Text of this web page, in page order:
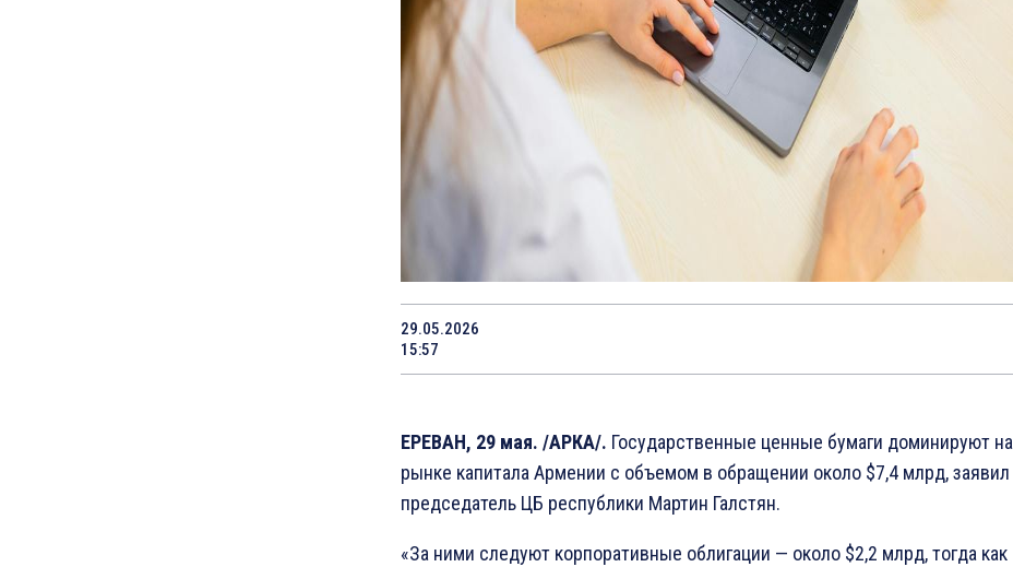
29.05.2026
15:57
ЕРЕВАН, 29 мая. /АРКА/. Государственные ценные бумаги доминируют на
рынке капитала Армении с объемом в обращении около $7,4 млрд, заявил
председатель ЦБ республики Мартин Галстян.
«За ними следуют корпоративные облигации — около $2,2 млрд, тогда как